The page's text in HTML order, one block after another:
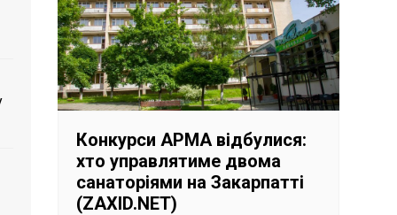
Конкурси АРМА відбулися:
хто управлятиме двома
санаторіями на Закарпатті
(ZAXID.NET)